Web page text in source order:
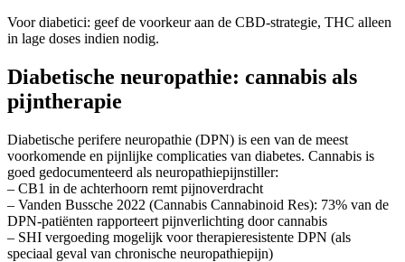
Voor diabetici: geef de voorkeur aan de CBD-strategie, THC alleen
in lage doses indien nodig.
Diabetische neuropathie: cannabis als
pijntherapie
Diabetische perifere neuropathie (DPN) is een van de meest
voorkomende en pijnlijke complicaties van diabetes. Cannabis is
goed gedocumenteerd als neuropathiepijnstiller:
– CB1 in de achterhoorn remt pijnoverdracht
– Vanden Bussche 2022 (Cannabis Cannabinoid Res): 73% van de
DPN-patiënten rapporteert pijnverlichting door cannabis
– SHI vergoeding mogelijk voor therapieresistente DPN (als
speciaal geval van chronische neuropathiepijn)